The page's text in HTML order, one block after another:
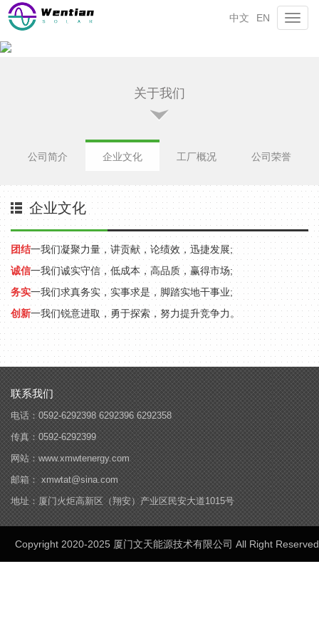
EN
中文
关于我们
公司简介 企业文化 工厂概况 公司荣誉
企业文化
团结一我们凝聚力量，讲贡献，论绩效，迅捷发展;
诚信一我们诚实守信，低成本，高品质，赢得市场;
务实一我们求真务实，实事求是，脚踏实地干事业;
创新一我们锐意进取，勇于探索，努力提升竞争力。
联系我们
电话：0592-6292398 6292396 6292358
传真：0592-6292399
网站：www.xmwtenergy.com
邮箱： xmwtat@sina.com
地址：厦门火炬高新区（翔安）产业区民安大道1015号
Copyright 2020-2025 厦门文天能源技术有限公司 All Right Reserved